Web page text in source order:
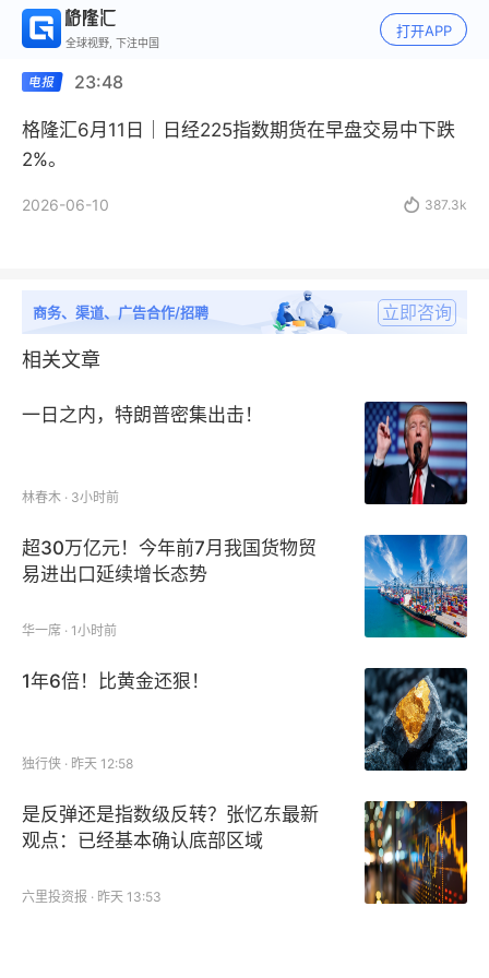
全球视野, 下注中国
打开APP
23:48
格隆汇6月11日｜日经225指数期货在早盘交易中下跌
2%。
2026-06-10  387.3k
商务、渠道、广告合作/招聘 立即咨询
相关文章
一日之内，特朗普密集出击！
林春木 · 3小时前
超30万亿元！今年前7月我国货物贸
易进出口延续增长态势
华一席 · 1小时前
1年6倍！比黄金还狠！
独行侠 · 昨天 12:58
是反弹还是指数级反转？张忆东最新
观点：已经基本确认底部区域
六里投资报 · 昨天 13:53